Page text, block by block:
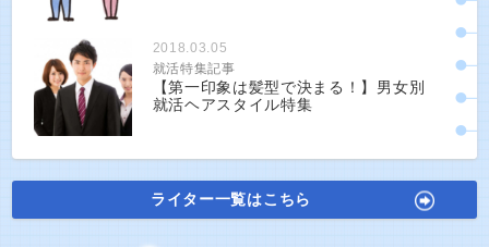
2018.03.05
就活特集記事
【第一印象は髪型で決まる！】男女別
就活ヘアスタイル特集
ライター一覧はこちら